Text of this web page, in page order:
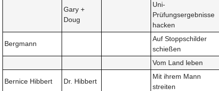
Gary +
Doug
Uni-
Prüfungsergebnisse
hacken
Bergmann
Auf Stoppschilder
schießen
Vom Land leben
Bernice Hibbert Dr. Hibbert
Mit ihrem Mann
streiten